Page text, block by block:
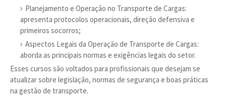
Planejamento e Operação no Transporte de Cargas:
apresenta protocolos operacionais, direção defensiva e
primeiros socorros;
Aspectos Legais da Operação de Transporte de Cargas:
aborda as principais normas e exigências legais do setor.
Esses cursos são voltados para profissionais que desejam se
atualizar sobre legislação, normas de segurança e boas práticas
na gestão de transporte.